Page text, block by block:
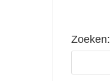
Zoeken: